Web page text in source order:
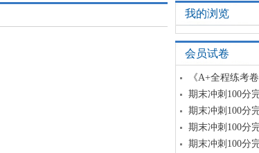
我的浏览
会员试卷
《A+全程练考
期末冲刺100分
期末冲刺100分
期末冲刺100分
期末冲刺100分